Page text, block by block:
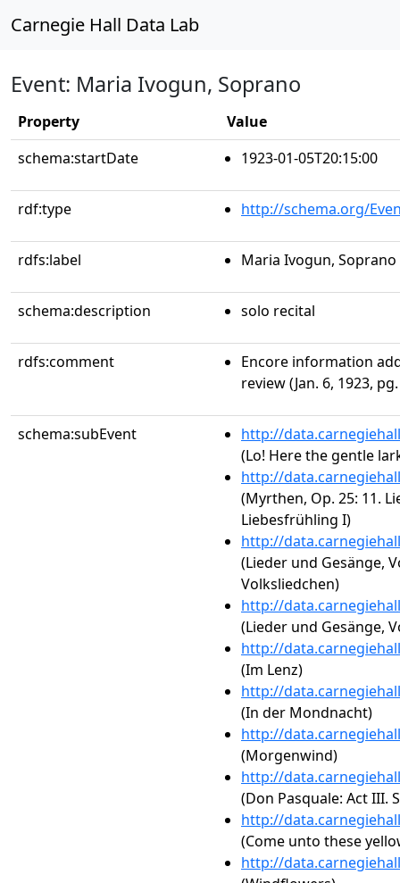
Carnegie Hall Data Lab
Event: Maria Ivogun, Soprano
Property
Value
schema:startDate
1923-01-05T20:15:00
rdf:type http://schema.org/
rdfs:label Maria Ivogun, Soprano
schema:description solo recital
rdfs:comment
Encore information
review (Jan. 6, 1923,
schema:subEvent
http://
(Lo! Here the gentle
http://
(Myrthen, Op. 25: 11.
Liebesfrühling I)
http://
(Lieder und Gesänge,
Volksliedchen)
http://
(Lieder und Gesänge,
http://
(Im Lenz)
http://
(In der Mondnacht)
http://
(Morgenwind)
http://
(Don Pasquale: Act III.
http://
(Come unto these
http://